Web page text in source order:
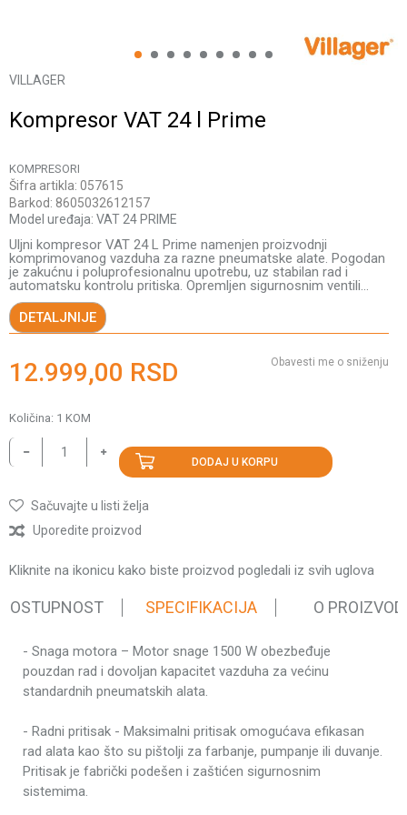
1 2 3 4 5 6 7 8 9
VILLAGER
Kompresor VAT 24 l Prime
KOMPRESORI
Šifra artikla: 057615
Barkod: 8605032612157
Model uređaja: VAT 24 PRIME
Uljni kompresor VAT 24 L Prime namenjen proizvodnji
komprimovanog vazduha za razne pneumatske alate. Pogodan
je zakućnu i poluprofesionalnu upotrebu, uz stabilan rad i
automatsku kontrolu pritiska. Opremljen sigurnosnim ventili...
DETALJNIJE
12.999,00 RSD Obavesti me o sniženju
Količina: 1 KOM
DODAJ U KORPU
Sačuvajte u listi želja
Uporedite proizvod
Kliknite na ikonicu kako biste proizvod pogledali iz svih uglova
SPECIFIKACIJA O
Karakteristika
Vrednost
Kategorija
Brend
Villager
Tip elektromotora
Redni motor
- Snaga motora – Motor snage 1500 W obezbeđuje
pouzdan rad i dovoljan kapacitet vazduha za većinu
standardnih pneumatskih alata.
- Radni pritisak - Maksimalni pritisak omogućava efikasan
rad alata kao što su pištolji za farbanje, pumpanje ili duvanje.
Pritisak je fabrički podešen i zaštićen sigurnosnim
sistemima.